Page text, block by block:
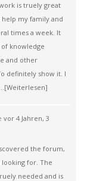
is truely great
my family and
times a week. It
knowledge
and other
definitely show it. I
[Weiterlesen]
vor 4 Jahren, 3
the forum,
looking for. The
needed and is